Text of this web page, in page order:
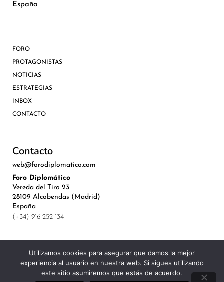
España
FORO
PROTAGONISTAS
NOTICIAS
ESTRATEGIAS
INBOX
CONTACTO
Contacto
web@forodiplomatico.com
Foro Diplomático
Vereda del Tiro 23
28109 Alcobendas (Madrid)
España
(+34) 916 252 134
©Royal Lis Spain 2024
Utilizamos cookies para asegurar que damos la mejor
experiencia al usuario en nuestra web. Si sigues utilizando
este sitio asumiremos que estás de acuerdo.